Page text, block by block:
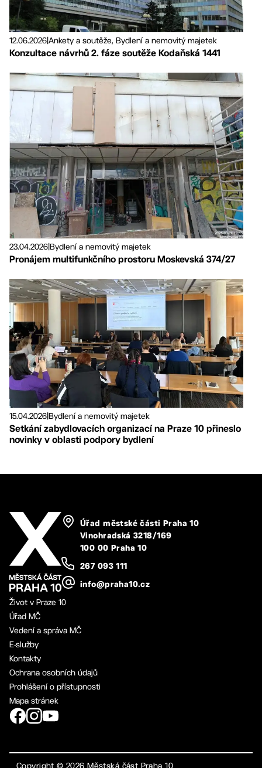
12.06.2026Ankety a soutěže, Bydlení a nemovitý majetek
Konzultace návrhů 2. fáze soutěže Kodaňská 1441
23.04.2026Bydlení a nemovitý majetek
Pronájem multifunkčního prostoru Moskevská 374/27
15.04.2026Bydlení a nemovitý majetek
Setkání zabydlovacích organizací na Praze 10 přineslo
novinky v oblasti podpory bydlení
Úřad městské části Praha 10
Vinohradská 3218/169
100 00 Praha 10
267 093 111
info@praha10.cz
Život v Praze 10
Úřad MČ
Vedení a správa MČ
E-služby
Kontakty
Ochrana osobních údajů
Prohlášení o přístupnosti
Mapa stránek
Copyright ©2026 Městská část Praha 10